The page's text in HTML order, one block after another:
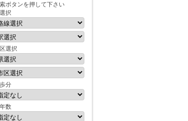
ボタンを押して下さい
択
選択
分
数